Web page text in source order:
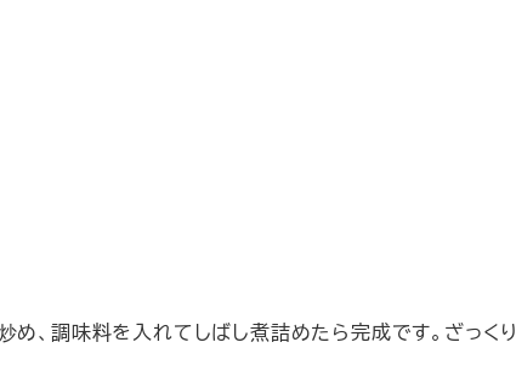
、調味料を入れてしばし煮詰めたら完成です。ざっくり